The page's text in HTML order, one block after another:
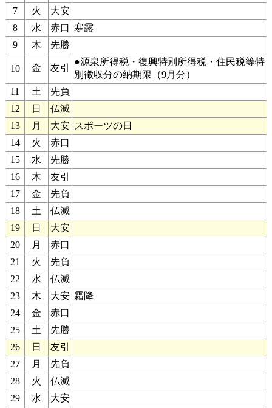
7
火
大安
8
水 赤口 寒露
9
木 先勝
10 金 友引
●源泉所得税・復興特別所得税・住民税等特
別徴収分の納期限（9月分）
11
土
先負
12
日
仏滅
13
月 大安 スポーツの日
14
火
赤口
15
水
先勝
16
木
友引
17
金
先負
18
土
仏滅
19
日
大安
20
月
赤口
21
火
先負
22
水
仏滅
23
木 大安 霜降
24
金
赤口
25
土
先勝
26
日
友引
27
月
先負
28
火
仏滅
29
水
大安